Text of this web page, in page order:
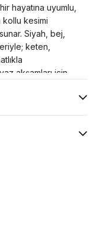
hayatına uyumlu,
kollu kesimi
Siyah, bej,
keten,
akşamları için